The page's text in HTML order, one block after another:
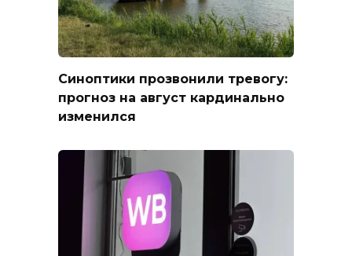
Синоптики прозвонили тревогу:
прогноз на август кардинально
изменился